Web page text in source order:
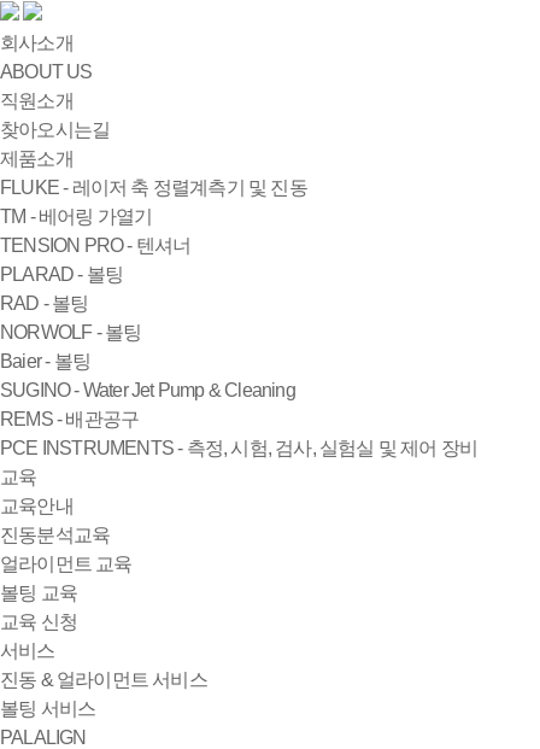
회사소개
ABOUT US
직원소개
찾아오시는길
제품소개
FLUKE - 레이저 축 정렬계측기 및 진동
TM - 베어링 가열기
TENSION PRO - 텐셔너
PLARAD - 볼팅
RAD - 볼팅
NORWOLF - 볼팅
Baier - 볼팅
SUGINO - Water Jet Pump & Cleaning
REMS - 배관공구
PCE INSTRUMENTS - 측정, 시험, 검사, 실험실 및 제어 장비
교육
교육안내
진동분석교육
얼라이먼트 교육
볼팅 교육
교육 신청
서비스
진동 & 얼라이먼트 서비스
볼팅 서비스
PALALIGN